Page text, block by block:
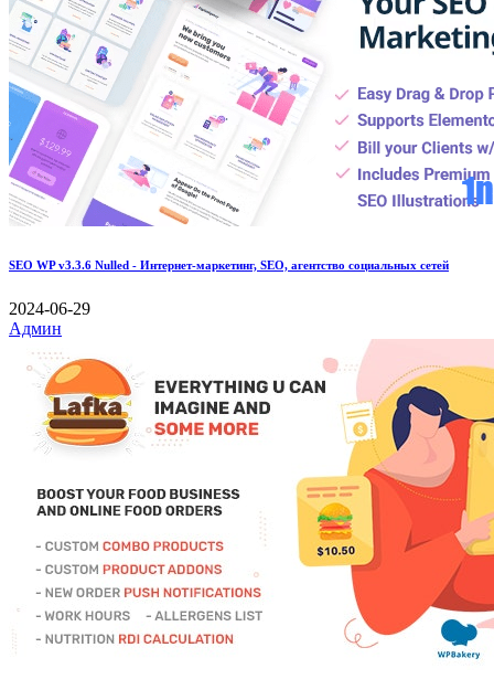
SEO WP v3.3.6 Nulled - Интернет-маркетинг, SEO, агентство социальных сетей
2024-06-29
Админ